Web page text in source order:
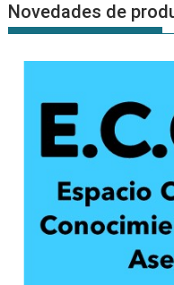
Novedades de